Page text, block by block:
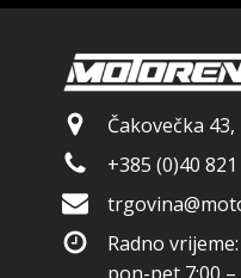
Čakovečka
+385 (0)40
Radno vrijeme: